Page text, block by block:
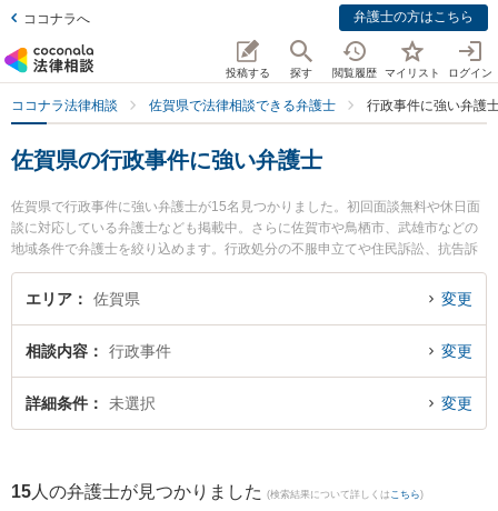
ココナラへ 弁護士の方はこちら
投稿する 探す 閲覧履歴 マイリスト ログイン
ココナラ法律相談 佐賀県で法律相談できる弁護士 行政事件に強い弁護
佐賀県の行政事件に強い弁護士
佐賀県で行政事件に強い弁護士が15名見つかりました。初回面談無料や休日面
談に対応している弁護士なども掲載中。さらに佐賀市や鳥栖市、武雄市などの
地域条件で弁護士を絞り込めます。行政処分の不服申立てや住民訴訟、抗告訴
訟（処分取り消し等）等の細かな分野での絞り込み検索もでき便利です。特に
ありあけ法律事務所の富永 洋一弁護士や筑紫野基山法律事務所の尾関 大雅弁護
士、弁護士法人ITS法律事務所 鳥栖事務所の松田 直弁護士のプロフィール情報
た行政事件のトラブルを今すぐに弁護士に相談したい』『行政事件のトラブル
解決の実績豊富な近くの弁護士を検索したい』『初回相談無料で行政事件を法
律相談できる佐賀県内の弁護士に相談予約したい』などでお困りの相談者さん
エリア 佐賀県 変更
相談内容 行政事件 変更
詳細条件 未選択 変更
15 人の弁護士が見つかりました (検索結果について詳しくは こちら)